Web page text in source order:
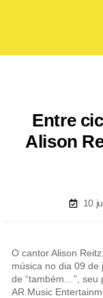
Entre
Alison
10
O cantor Alison
música no dia 09
de “também…”, seu
AR Music